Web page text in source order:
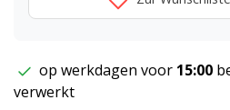
op werkdagen voor 15:00
verwerkt